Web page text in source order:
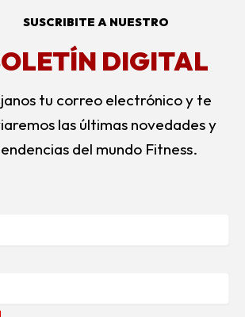
SUSCRIBITE A NUESTRO
DIGITAL
tu correo electrónico y te
las últimas novedades y
del mundo Fitness.